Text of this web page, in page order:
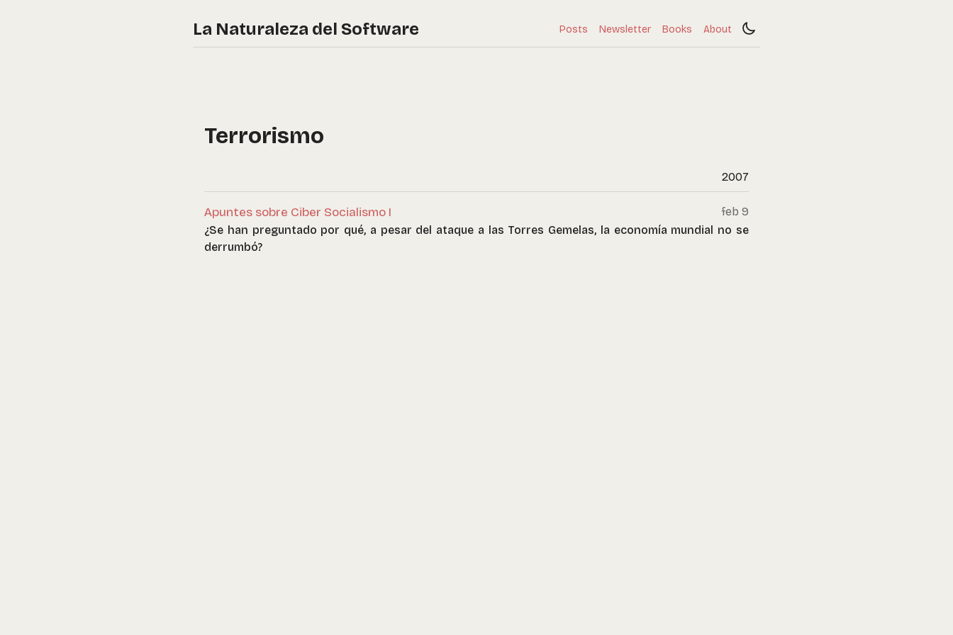
La Naturaleza del Software Posts Newsletter Books About
Terrorismo
2007
Apuntes sobre Ciber Socialismo I
feb 9
¿Se han preguntado por qué, a pesar del ataque a las Torres Gemelas, la economía mundial no se
derrumbó?